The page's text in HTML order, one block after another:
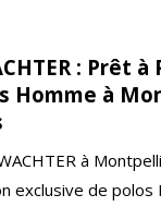
: Prêt
Homme à
à
exclusive de